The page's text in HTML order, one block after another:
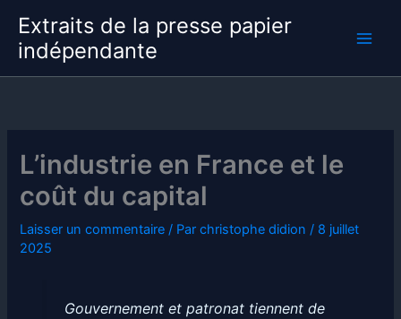
contenu
Extraits de la presse papier
indépendante
L’industrie en France et le
coût du capital
Laisser un commentaire / Parchristophe didion / 8 juillet
2025
Gouvernement et patronat tiennent de